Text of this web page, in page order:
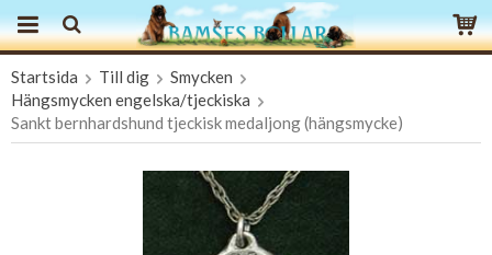
Produkten har blivit tillagd i varukorgen
Startsida Till dig
Smycken
Hängsmycken engelska/tjeckiska
Sankt bernhardshund tjeckisk medaljong (hängsmycke)